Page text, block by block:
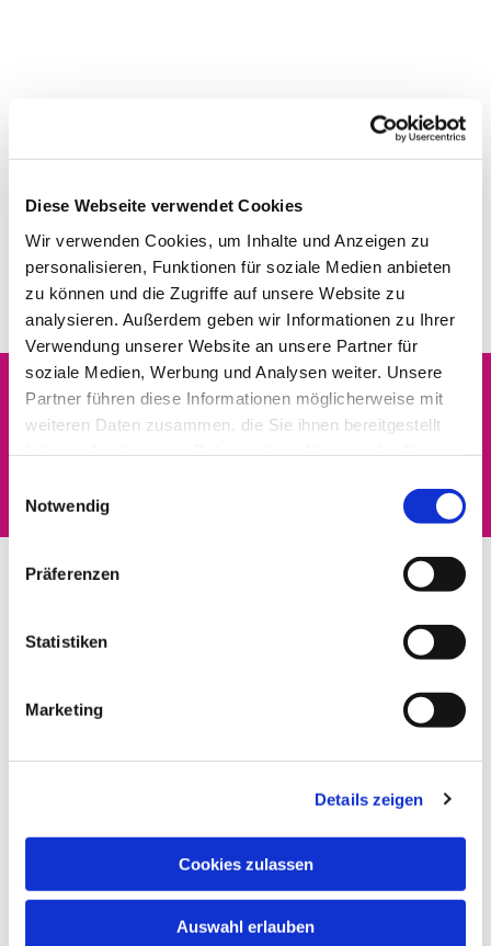
Diese Webseite verwendet Cookies
Wir verwenden Cookies, um Inhalte und Anzeigen zu
personalisieren, Funktionen für soziale Medien anbieten
zu können und die Zugriffe auf unsere Website zu
analysieren. Außerdem geben wir Informationen zu Ihrer
Verwendung unserer Website an unsere Partner für
soziale Medien, Werbung und Analysen weiter. Unsere
Partner führen diese Informationen möglicherweise mit
weiteren Daten zusammen, die Sie ihnen bereitgestellt
Notwendig
Präferenzen
Statistiken
Marketing
Details zeigen
Cookies zulassen
Auswahl erlauben
Dies könnte Sie auch
interessieren